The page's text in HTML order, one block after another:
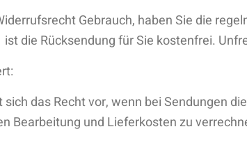
Gebrauch, haben Sie die
die Rücksendung für Sie kostenfrei.
das Recht vor, wenn bei Sendungen
Bearbeitung und Lieferkosten zu